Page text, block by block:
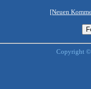
[Neuen
Copyright ©